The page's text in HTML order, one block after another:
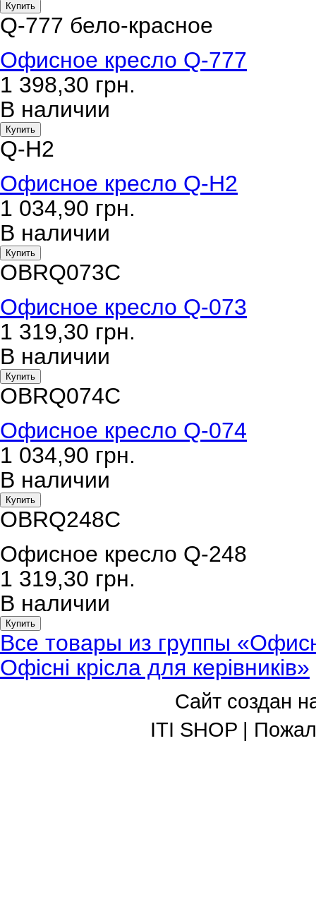
Купить
Q-777 бело-красное
Офисное кресло Q-777
1 398,30 грн.
В наличии
Купить
Q-H2
Офисное кресло Q-H2
1 034,90 грн.
В наличии
Купить
OBRQ073C
Офисное кресло Q-073
1 319,30 грн.
В наличии
Купить
OBRQ074C
Офисное кресло Q-074
1 034,90 грн.
В наличии
Купить
OBRQ248C
Офисное кресло Q-248
1 319,30 грн.
В наличии
Купить
Все товары из группы
Офісні крісла для керівників»
Сайт создан
ITI SHOP |